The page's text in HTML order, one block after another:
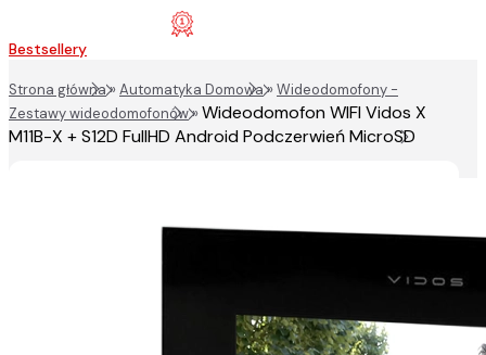
Bestsellery
Strona główna»Automatyka Domowa»Wideodomofony -
Zestawy wideodomofonów»Wideodomofon WIFI Vidos X
M11B-X + S12D FullHD Android Podczerwień MicroSD